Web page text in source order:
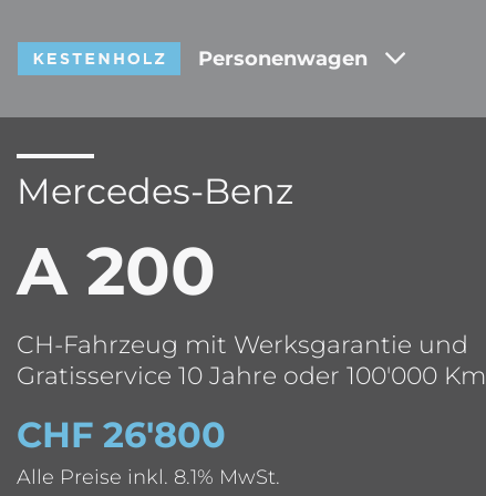
Personenwagen
Mercedes-Benz
A 200
CH-Fahrzeug mit Werksgarantie und
Gratisservice 10 Jahre oder 100'000 Km
CHF 26'800
Alle Preise inkl. 8.1% MwSt.